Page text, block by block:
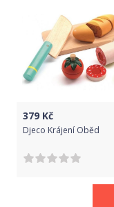
379 Kč
Djeco Krájení Oběd